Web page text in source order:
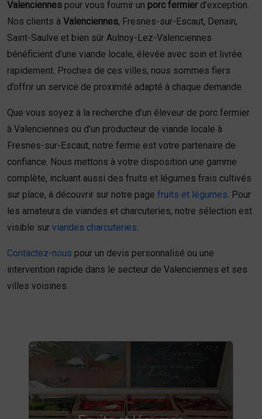
Valenciennes pour vous fournir un porc fermierd’exception.
Nos clients à Valenciennes, Fresnes-sur-Escaut, Denain,
Saint-Saulve et bien sûr Aulnoy-Lez-Valenciennes
bénéficient d’une viande locale, élevée avec soin et livrée
rapidement. Proches de ces villes, nous sommes fiers
d’offrir un service de proximité adapté à chaque demande.
Que vous soyez à la recherche d’un éleveur de porc fermier
à Valenciennes ou d’un producteur de viande locale à
Fresnes-sur-Escaut, notre ferme est votre partenaire de
confiance. Nous mettons à votre disposition une gamme
complète, incluant aussi des fruits et légumes frais cultivés
sur place, à découvrir sur notre page fruits et légumes . Pour
les amateurs de viandes et charcuteries, notre sélection est
visible sur viandes charcuteries
Contactez-nous pour un devis personnalisé ou une
intervention rapide dans le secteur de Valenciennes et ses
villes voisines.
Fruits et légumes
Achetez des
fruits et légumes frais à Saint-